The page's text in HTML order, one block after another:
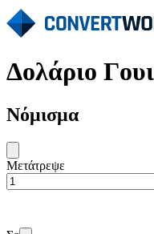
Δολάριο
Νόμισμα
Μετάτρεψε